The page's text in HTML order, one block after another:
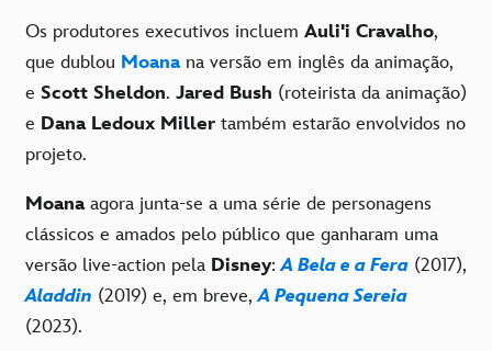
Os produtores executivos incluem Auli'i Cravalho,
que dublou Moanana versão em inglês da animação,
e Scott Sheldon. Jared Bush (roteirista da animação)
e Dana Ledoux Miller também estarão envolvidos no
projeto.
Moanaagora junta-se a uma série de personagens
clássicos e amados pelo público que ganharam uma
versão live-action pela Disney:A Bela e a Fera (2017),
Aladdin (2019) e, em breve,A Pequena Sereia
(2023).